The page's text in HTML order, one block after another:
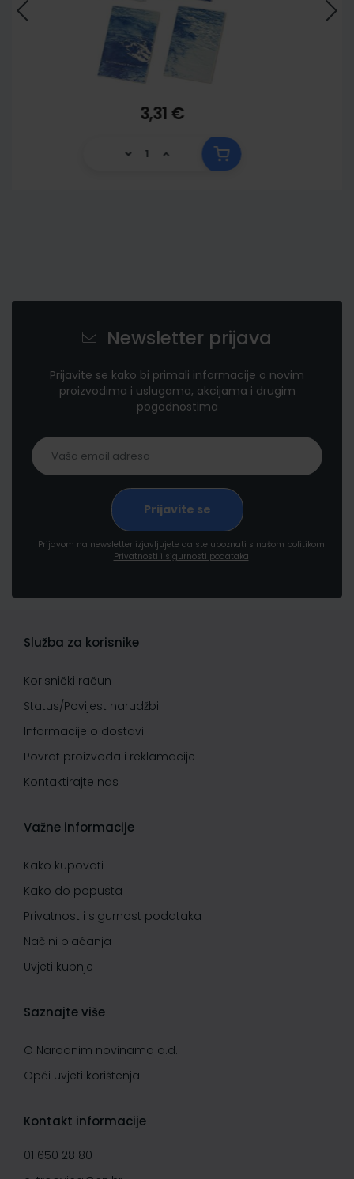
3,31 €
Newsletter prijava
Prijavite se kako bi primali informacije o novim
proizvodima i uslugama, akcijama i drugim
pogodnostima
Prijavom na newsletter izjavljujete da ste upoznati s našom politikom
Privatnosti i sigurnosti podataka
Služba za korisnike
Korisnički račun
Status/Povijest narudžbi
Informacije o dostavi
Povrat proizvoda i reklamacije
Kontaktirajte nas
Važne informacije
Kako kupovati
Kako do popusta
Privatnost i sigurnost podataka
Načini plaćanja
Uvjeti kupnje
Saznajte više
O Narodnim novinama d.d.
Opći uvjeti korištenja
Kontakt informacije
01 650 28 80